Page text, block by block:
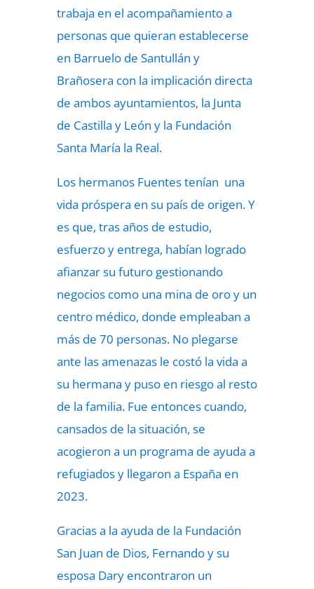
trabaja en el acompañamiento a
personas que quieran establecerse
en Barruelo de Santullán y
Brañosera con la implicación directa
de ambos ayuntamientos, la Junta
de Castilla y León y la Fundación
Santa María la Real.
Los hermanos Fuentes tenían una
vida próspera en su país de origen. Y
es que, tras años de estudio,
esfuerzo y entrega, habían logrado
afianzar su futuro gestionando
negocios como una mina de oro y un
centro médico, donde empleaban a
más de 70 personas. No plegarse
ante las amenazas le costó la vida a
su hermana y puso en riesgo al resto
de la familia. Fue entonces cuando,
cansados de la situación, se
acogieron a un programa de ayuda a
refugiados y llegaron a España en
2023.
Gracias a la ayuda de la Fundación
San Juan de Dios, Fernando y su
esposa Dary encontraron un